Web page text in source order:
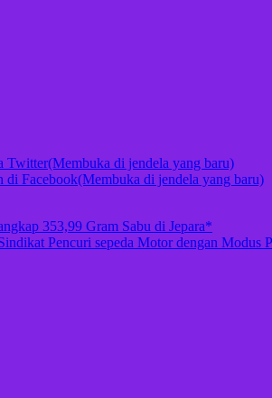
Twitter(Membuka di jendela yang baru)
Facebook(Membuka di jendela yang baru)
353,99 Gram Sabu di Jepara*
Pencuri sepeda Motor dengan Modus